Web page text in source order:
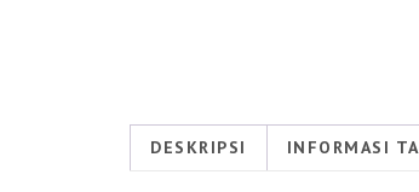
DESKRIPSI INFORMASI